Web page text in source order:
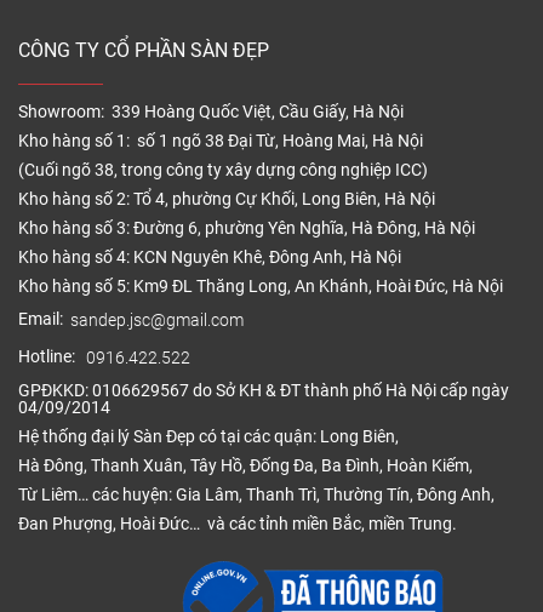
CÔNG TY CỔ PHẦN SÀN ĐẸP
Showroom: 339 Hoàng Quốc Việt, Cầu Giấy, Hà Nội
Kho hàng số 1: số 1 ngõ 38 Đại Từ, Hoàng Mai, Hà Nội
(Cuối ngõ 38, trong công ty xây dựng công nghiệp ICC)
Kho hàng số 2: Tổ 4, phường Cự Khối, Long Biên, Hà Nội
Kho hàng số 3: Đường 6, phường Yên Nghĩa, Hà Đông, Hà Nội
Kho hàng số 4: KCN Nguyên Khê, Đông Anh, Hà Nội
Kho hàng số 5: Km9 ĐL Thăng Long, An Khánh, Hoài Đức, Hà Nội
Email: sandep.jsc@gmail.com
Hotline: 0916.422.522
GPĐKKD: 0106629567 do Sở KH & ĐT thành phố Hà Nội cấp ngày
04/09/2014
Hệ thống đại lý Sàn Đẹp có tại các quận: Long Biên,
Hà Đông, Thanh Xuân, Tây Hồ, Đống Đa, Ba Đình, Hoàn Kiếm,
Từ Liêm… các huyện: Gia Lâm, Thanh Trì, Thường Tín, Đông Anh,
Đan Phượng, Hoài Đức… và các tỉnh miền Bắc, miền Trung.